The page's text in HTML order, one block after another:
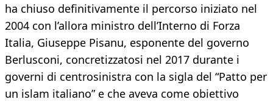
ha chiuso definitivamente il percorso iniziato nel
2004 con l’allora ministro dell’Interno di Forza
Italia, Giuseppe Pisanu, esponente del governo
Berlusconi, concretizzatosi nel 2017 durante i
governi di centrosinistra con la sigla del “Patto per
un islam italiano” e che aveva come obiettivo